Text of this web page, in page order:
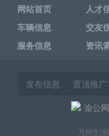
网站首页 人才
车辆信息
交友
服务信息
资讯
发布信息 置顶推广
渝公
万州生活